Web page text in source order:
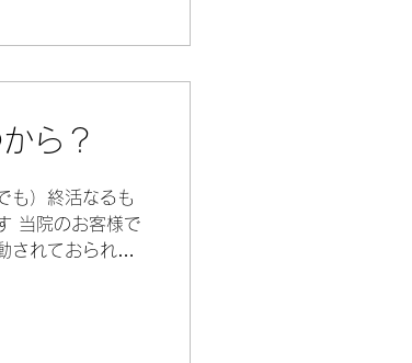
ら？
も）終活なるも
当院のお客様で
されておられる